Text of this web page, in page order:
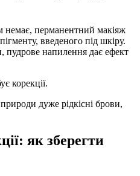
немає, перманентний макіяж
введеного під шкіру.
пудрове напилення дає ефект
корекції.
дуже рідкісні брови,
як зберегти